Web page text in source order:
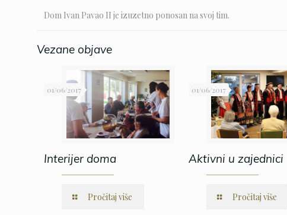
Dom Ivan Pavao II je izuzetno ponosan na svoj tim.
Vezane objave
01/06/2017
Interijer doma
Pročitaj više
01/06/2017
Aktivni u zajednici
Pročitaj više